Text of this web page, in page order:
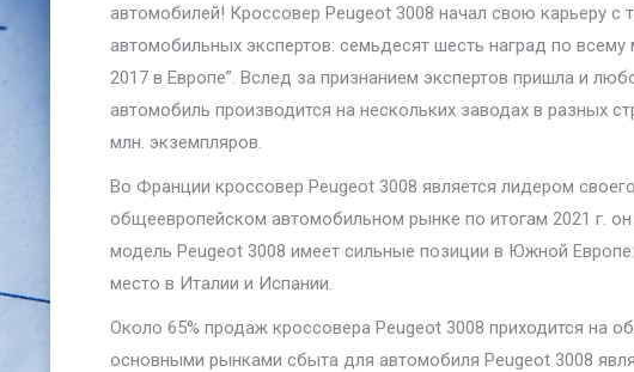
автомобилей! Кроссовер Peugeot 3008 начал свою карьеру с
автомобильных экспертов: семьдесят шесть наград по
2017 в Европе”. Вслед за признанием экспертов пришла и
автомобиль производится на нескольких заводах в разных
млн. экземпляров.
Во Франции кроссовер Peugeot 3008 является лидером
общеевропейском автомобильном рынке по итогам 2021 г.
модель Peugeot 3008 имеет сильные позиции в Южной
место в Италии и Испании.
Около 65% продаж кроссовера Peugeot 3008 приходится на
основными рынками сбыта для автомобиля Peugeot 3008